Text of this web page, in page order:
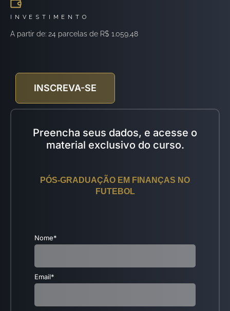
INVESTIMENTO
A partir de: 24 parcelas de R$ 1.059,48
INSCREVA-SE
Preencha seus dados, e acesse o
material exclusivo do curso.
PÓS-GRADUAÇÃO EM FINANÇAS NO
FUTEBOL
Nome*
Email*